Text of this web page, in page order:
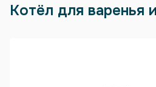
Котёл для варенья